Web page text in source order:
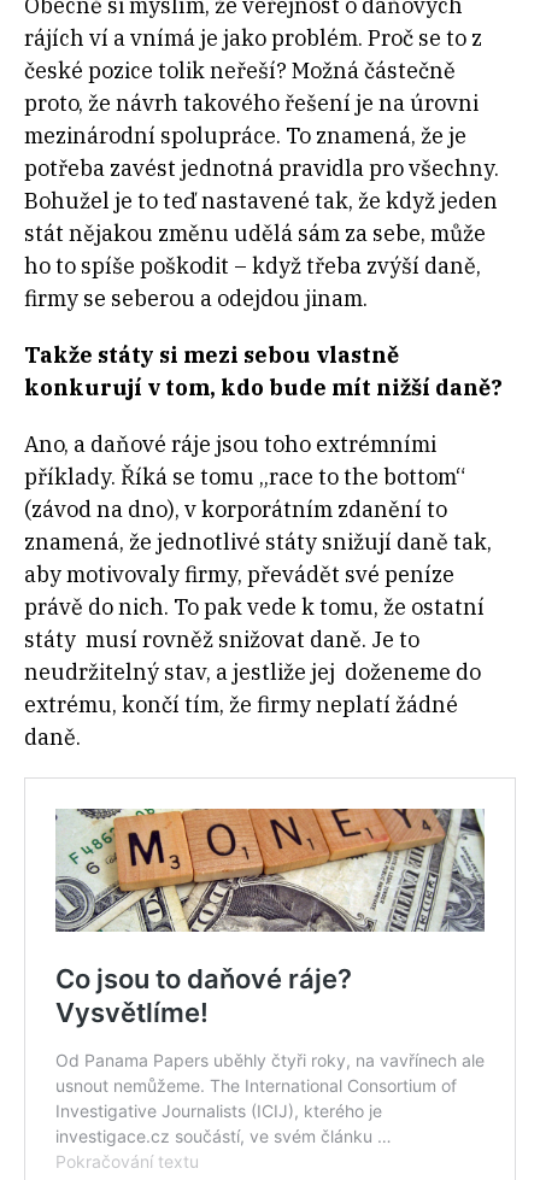
Obecně si myslím, že veřejnost o daňových
rájích ví a vnímá je jako problém. Proč se to z
české pozice tolik neřeší? Možná částečně
proto, že návrh takového řešení je na úrovni
mezinárodní spolupráce. To znamená, že je
potřeba zavést jednotná pravidla pro všechny.
Bohužel je to teď nastavené tak, že když jeden
stát nějakou změnu udělá sám za sebe, může
ho to spíše poškodit – když třeba zvýší daně,
firmy se seberou a odejdou jinam.
Takže státy si mezi sebou vlastně
konkurují v tom, kdo bude mít nižší daně?
Ano, a daňové ráje jsou toho extrémními
příklady. Říká se tomu „race to the bottom“
(závod na dno), v korporátním zdanění to
znamená, že jednotlivé státy snižují daně tak,
aby motivovaly firmy, převádět své peníze
právě do nich. To pak vede k tomu, že ostatní
státy musí rovněž snižovat daně. Je to
neudržitelný stav, a jestliže jej doženeme do
extrému, končí tím, že firmy neplatí žádné
daně.